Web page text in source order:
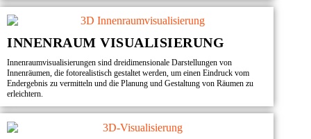
INNENRAUM VISUALISIERUNG
Innenraumvisualisierungen sind dreidimensionale Darstellungen von
Innenräumen, die fotorealistisch gestaltet werden, um einen Eindruck vom
Endergebnis zu vermitteln und die Planung und Gestaltung von Räumen zu
erleichtern.